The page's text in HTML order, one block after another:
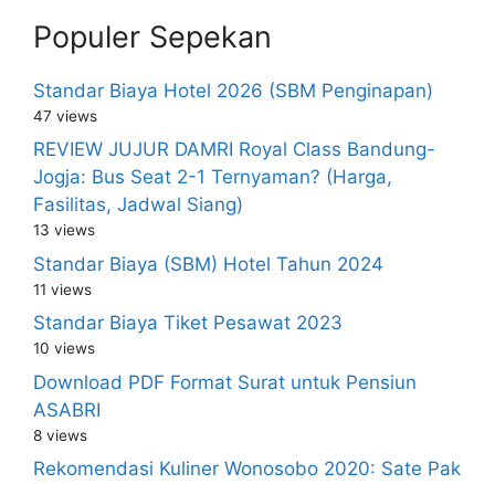
Populer Sepekan
Standar Biaya Hotel 2026 (SBM Penginapan)
47 views
REVIEW JUJUR DAMRI Royal Class Bandung-
Jogja: Bus Seat 2-1 Ternyaman? (Harga,
Fasilitas, Jadwal Siang)
13 views
Standar Biaya (SBM) Hotel Tahun 2024
11 views
Standar Biaya Tiket Pesawat 2023
10 views
Download PDF Format Surat untuk Pensiun
ASABRI
8 views
Rekomendasi Kuliner Wonosobo 2020: Sate Pak